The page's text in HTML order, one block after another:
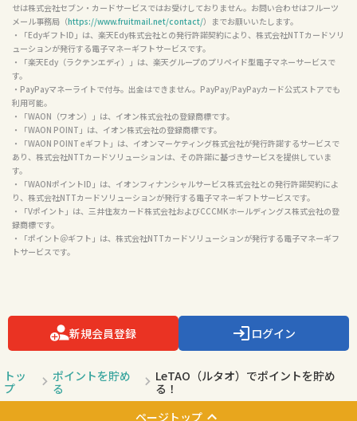
せは株式会社セブン・カードサービスではお受けしておりません。お問い合わせはフルーツ
メール事務局（https://www.fruitmail.net/contact/）までお願いいたします。
・「EdyギフトID」は、楽天Edy株式会社との発行許諾契約により、株式会社NTTカードソリ
ューションが発行する電子マネーギフトサービスです。
・「楽天Edy（ラクテンエディ）」は、楽天グループのプリペイド型電子マネーサービスで
す。
・PayPayマネーライトで付与。出金はできません。PayPay/PayPayカード公式ストアでも
利用可能。
・「WAON（ワオン）」は、イオン株式会社の登録商標です。
・「WAON POINT」は、イオン株式会社の登録商標です。
・「WAON POINT eギフト」は、イオンマーケティング株式会社が発行許諾するサービスで
あり、株式会社NTTカードソリューションは、その許諾に基づきサービスを提供していま
す。
・「WAONポイントID」は、イオンフィナンシャルサービス株式会社との発行許諾契約によ
り、株式会社NTTカードソリューションが発行する電子マネーギフトサービスです。
・「Vポイント」は、三井住友カード株式会社およびCCCMKホールディングス株式会社の登
録商標です。
・「ポイント＠ギフト」は、株式会社NTTカードソリューションが発行する電子マネーギフ
トサービスです。
新規会員登録 ログイン
トッ
プ
ポイントを貯め
る
LeTAO（ルタオ）でポイントを貯め
る！
ページトップ